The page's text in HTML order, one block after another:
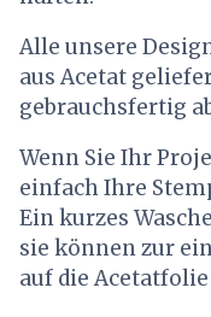
Alle unsere
aus Acetat
gebrauchsfertig
Wenn Sie Ihr
einfach Ihre
Ein kurzes
sie können zur
auf die